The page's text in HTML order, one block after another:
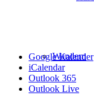
Wandern
Google Kalender
iCalendar
Outlook 365
Outlook Live